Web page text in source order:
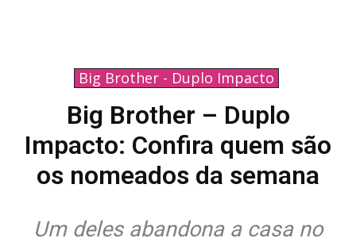
Big Brother - Duplo Impacto
Big Brother – Duplo
Impacto: Confira quem são
os nomeados da semana
Um deles abandona a casa no